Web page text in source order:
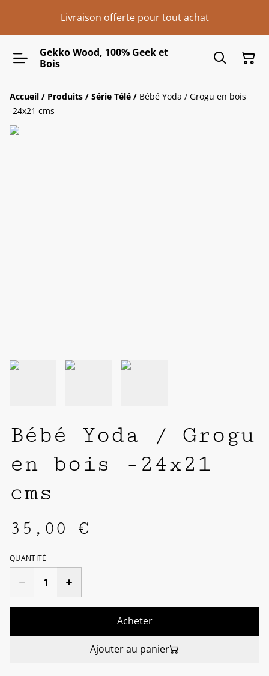
Livraison offerte pour tout achat
Gekko Wood, 100% Geek et
Bois
Accueil / Produits / Série Télé / Bébé Yoda / Grogu en bois
-24x21 cms
Bébé Yoda / Grogu
en bois -24x21
cms
35,00 €
QUANTITÉ
Acheter
Ajouter au panier